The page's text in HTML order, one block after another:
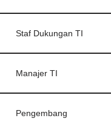
Staf Dukungan TI
Manajer TI
Pengembang